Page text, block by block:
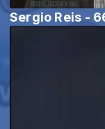
Sergio Reis -